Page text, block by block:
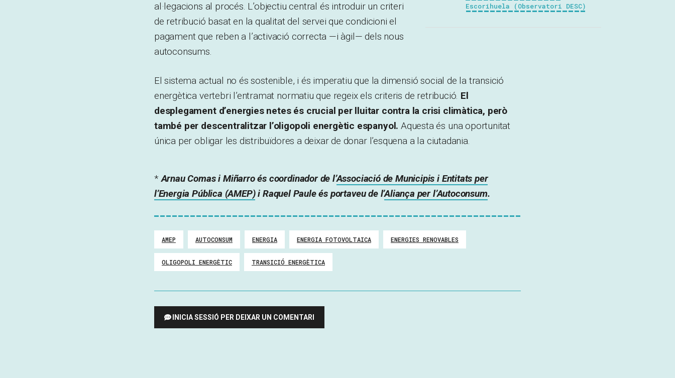
Escorihuela (Observatori DESC)
al·legacions al procés. L’objectiu central és introduir un criteri
de retribució basat en la qualitat del servei que condicioni el
pagament que reben a l’activació correcta —i àgil— dels nous
autoconsums.
El sistema actual no és sostenible, i és imperatiu que la dimensió social de la transició
energètica vertebri l’entramat normatiu que regeix els criteris de retribució. El
desplegament d’energies netes és crucial per lluitar contra la crisi climàtica, però
també per descentralitzar l’oligopoli energètic espanyol. Aquesta és una oportunitat
única per obligar les distribuïdores a deixar de donar l’esquena a la ciutadania.
*Arnau Comas i Miñarro és coordinador de l’Associació de Municipis i Entitats per
l’Energia Pública (AMEP)i Raquel Paule és portaveu de l’Aliança per l’Autoconsum.
AMEP AUTOCONSUM ENERGIA ENERGIA FOTOVOLTAICA ENERGIES RENOVABLES
OLIGOPOLI ENERGÈTIC TRANSICIÓ ENERGÈTICA
INICIA SESSIÓ PER DEIXAR UN COMENTARI